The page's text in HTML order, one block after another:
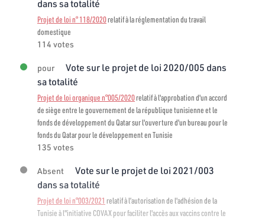
dans sa totalité
Projet de loi n° 118/2020relatif à la réglementation du travail
domestique
114 votes
pour
Vote sur le projet de loi 2020/005 dans
sa totalité
Projet de loi organique n°005/2020relatif à l'approbation d'un accord
de siège entre le gouvernement de la république tunisienne et le
fonds de développement du Qatar sur l'ouverture d'un bureau pour le
fonds du Qatar pour le développement en Tunisie
135 votes
Absent
Vote sur le projet de loi 2021/003
dans sa totalité
Projet de loi n°003/2021 relatif à l’autorisation de l'adhésion de la
Tunisie à l"initiative COVAX pour faciliter l'accès aux vaccins contre le